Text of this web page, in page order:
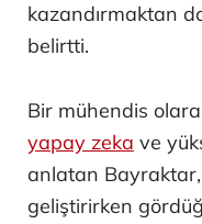
kazandırmaktan
belirtti.
Bir mühendis
yapay zeka ve
anlatan
geliştirirken